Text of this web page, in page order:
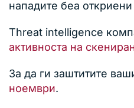
нападите беа откриени
Threat intelligence
активноста на
За да ги заштитите
ноември.